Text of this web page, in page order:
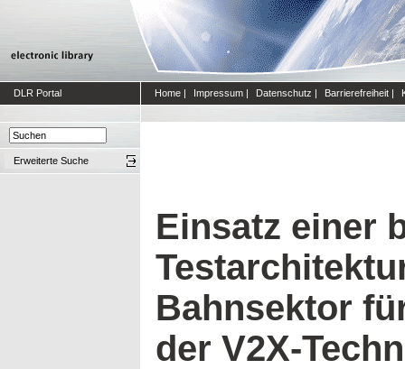
DLR Portal Home | Impressum | Datenschutz | Barrierefreiheit |
Erweiterte Suche
Einsatz einer
Bahnsektor
der V2X-